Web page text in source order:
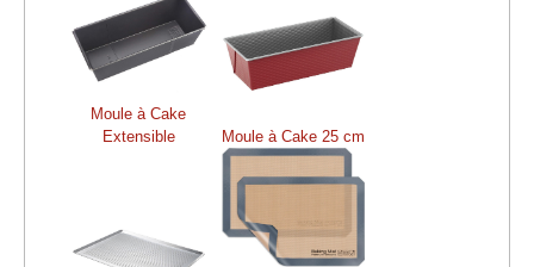
Moule à Cake
Extensible
Moule à Cake 25 cm